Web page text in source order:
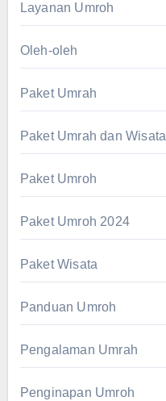
Layanan Umroh
Oleh-oleh
Paket Umrah
Paket Umrah dan Wisata
Paket Umroh
Paket Umroh 2024
Paket Wisata
Panduan Umroh
Pengalaman Umrah
Penginapan Umroh